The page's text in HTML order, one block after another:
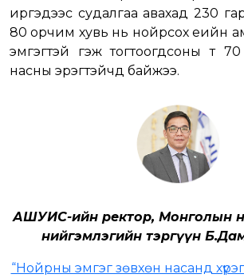
иргэдээс судалгаа авахад 230
80 орчим хувь нь нойрсох үеийн
эмгэгтэй гэж тогтоогдсоны т
насны эрэгтэйчүүд байжээ.
АШУҮИС-ийн ректор, Монголын
нийгэмлэгийн тэргүүн
“Нойрны эмгэг зөвхөн насанд